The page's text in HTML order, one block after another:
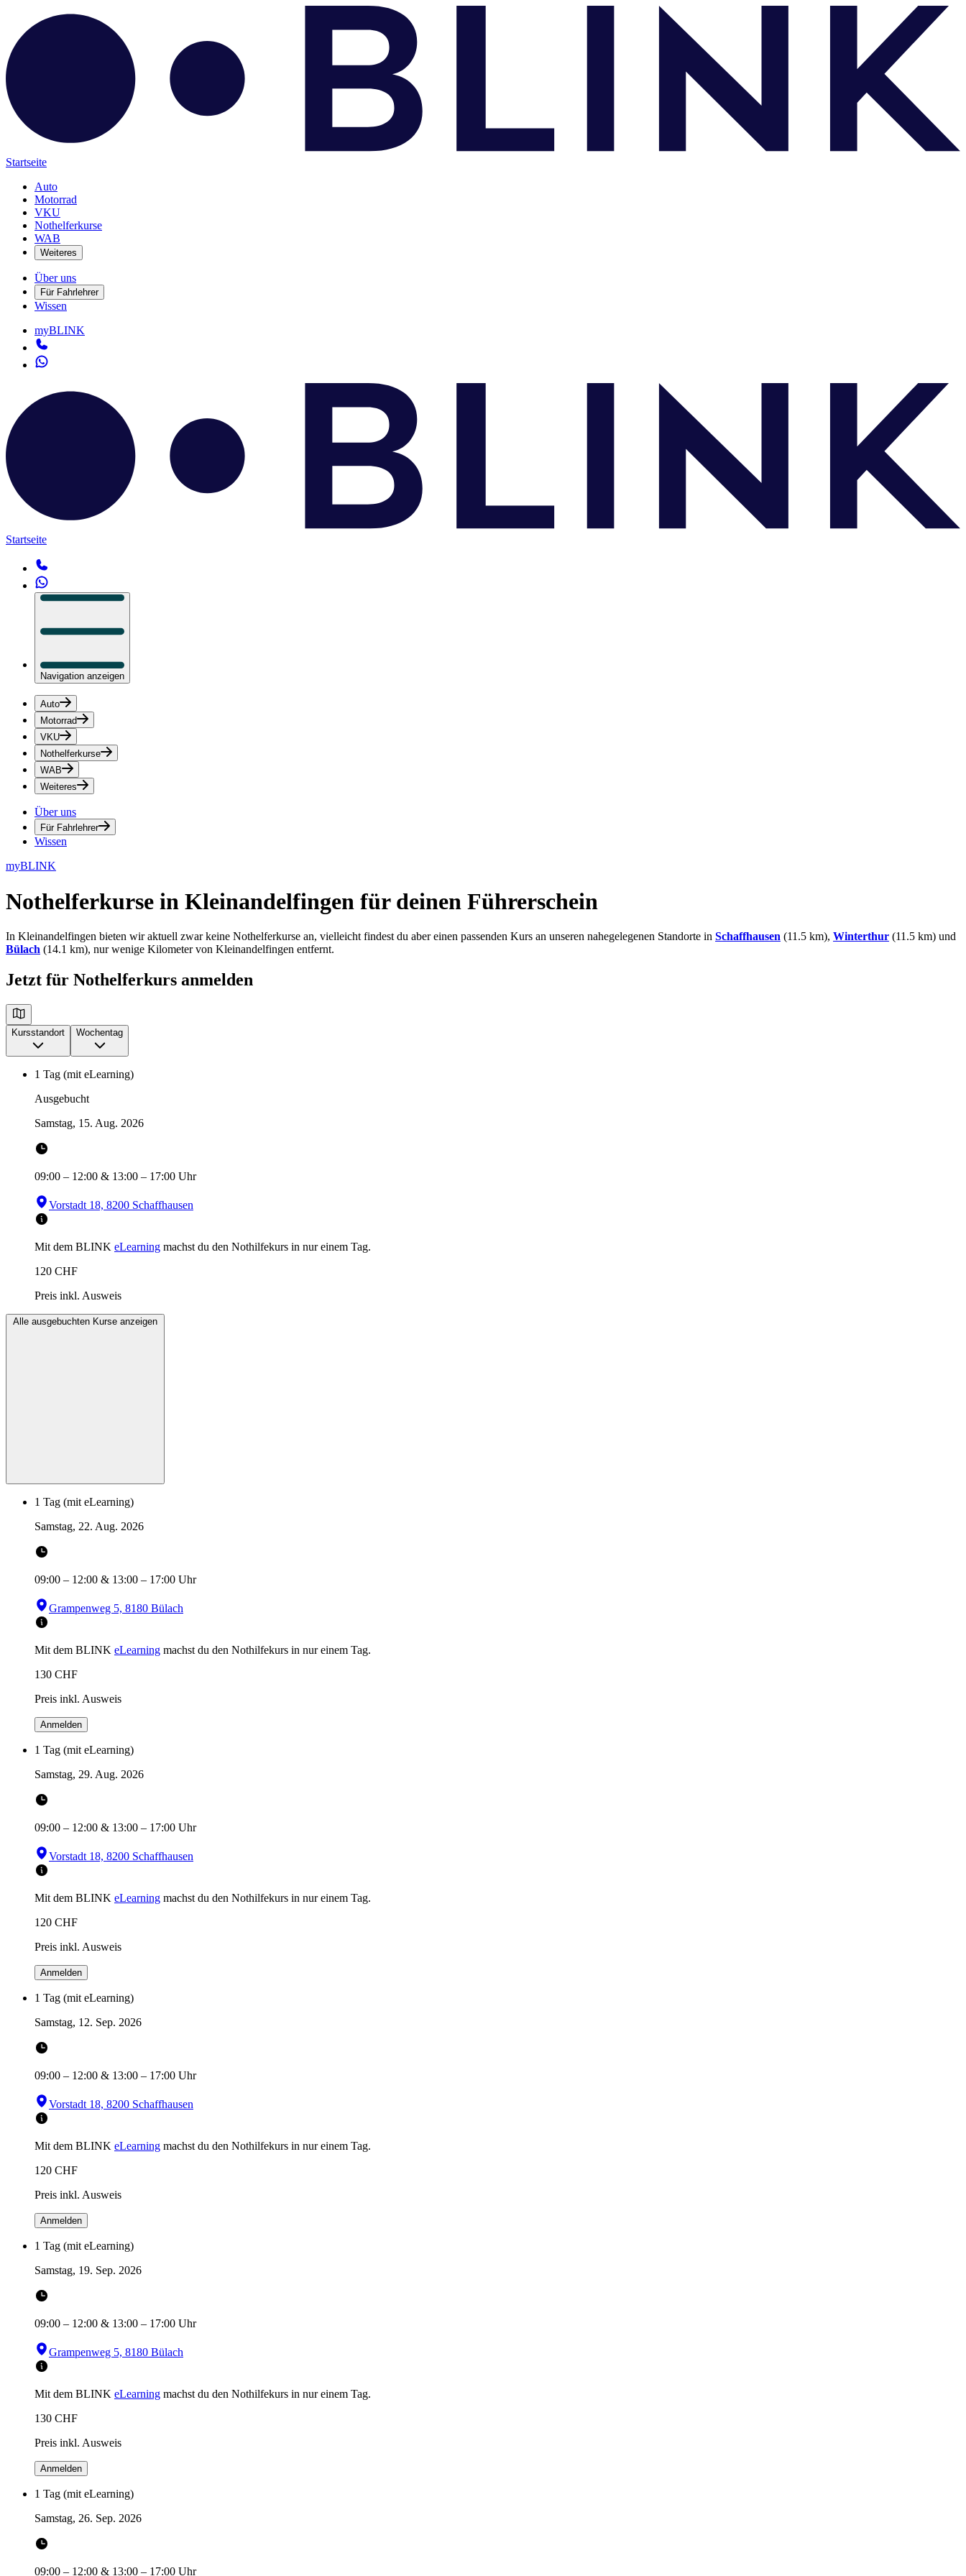
Startseite
Auto
Motorrad
VKU
Nothelferkurse
WAB
Weiteres
Über uns
Für Fahrlehrer
Wissen
myBLINK
Startseite
Navigation anzeigen
Auto
Motorrad
VKU
Nothelferkurse
WAB
Weiteres
Über uns
Für Fahrlehrer
Wissen
myBLINK
Nothelferkurse in Kleinandelfingen für deinen Führerschein
In Kleinandelfingen bieten wir aktuell zwar keine Nothelferkurse an, vielleicht findest du aber einen passenden Kurs an unseren nahegelegenen Standorte in Schaffhausen (11.5 km), Winterthur (11.5 km) und
Bülach (14.1 km), nur wenige Kilometer von Kleinandelfingen entfernt.
Jetzt für Nothelferkurs anmelden
Kursstandort Wochentag
1 Tag (mit eLearning)
Ausgebucht
Samstag, 15. Aug. 2026
09:00 – 12:00 & 13:00 – 17:00 Uhr
Vorstadt 18, 8200 Schaffhausen
Mit dem BLINK eLearning machst du den Nothilfekurs in nur einem Tag.
120 CHF
Preis inkl. Ausweis
Alle ausgebuchten Kurse anzeigen
1 Tag (mit eLearning)
Samstag, 22. Aug. 2026
09:00 – 12:00 & 13:00 – 17:00 Uhr
Grampenweg 5, 8180 Bülach
Mit dem BLINK eLearning machst du den Nothilfekurs in nur einem Tag.
130 CHF
Preis inkl. Ausweis
Anmelden
1 Tag (mit eLearning)
Samstag, 29. Aug. 2026
09:00 – 12:00 & 13:00 – 17:00 Uhr
Vorstadt 18, 8200 Schaffhausen
Mit dem BLINK eLearning machst du den Nothilfekurs in nur einem Tag.
120 CHF
Preis inkl. Ausweis
Anmelden
1 Tag (mit eLearning)
Samstag, 12. Sep. 2026
09:00 – 12:00 & 13:00 – 17:00 Uhr
Vorstadt 18, 8200 Schaffhausen
Mit dem BLINK eLearning machst du den Nothilfekurs in nur einem Tag.
120 CHF
Preis inkl. Ausweis
Anmelden
1 Tag (mit eLearning)
Samstag, 19. Sep. 2026
09:00 – 12:00 & 13:00 – 17:00 Uhr
Grampenweg 5, 8180 Bülach
Mit dem BLINK eLearning machst du den Nothilfekurs in nur einem Tag.
130 CHF
Preis inkl. Ausweis
Anmelden
1 Tag (mit eLearning)
Samstag, 26. Sep. 2026
09:00 – 12:00 & 13:00 – 17:00 Uhr